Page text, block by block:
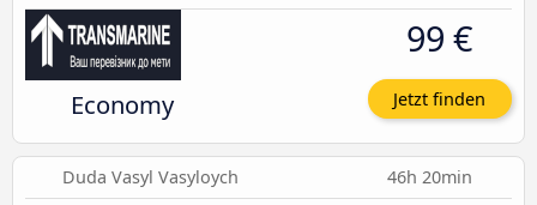
Economy
99 €
Jetzt finden
Duda Vasyl Vasyloych 46h 20min